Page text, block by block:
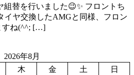
替を行いました😉✨ フロントち
イヤ交換したAMGと同様、フロン
すね(^^; […]
2026年8月
木 金 土
日